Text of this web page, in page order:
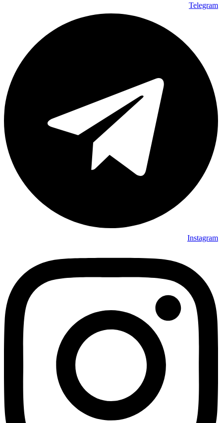
Telegram
Instagram